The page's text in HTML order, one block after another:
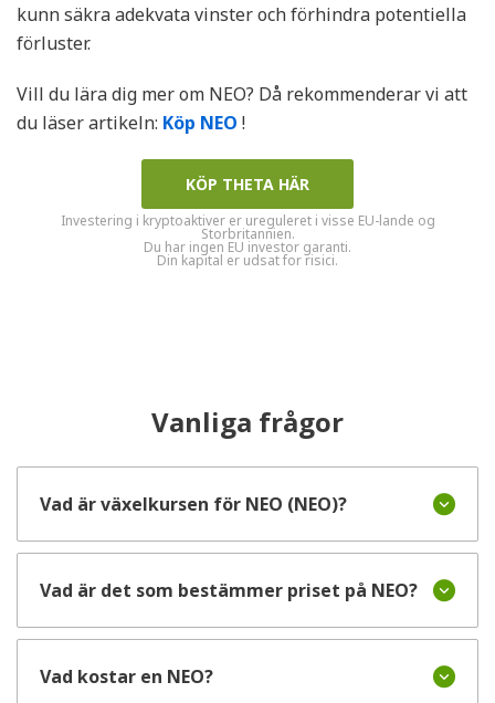
kunn säkra adekvata vinster och förhindra potentiella
förluster.
Vill du lära dig mer om NEO? Då rekommenderar vi att
du läser artikeln: Köp NEO !
KÖP THETA HÄR
Investering i kryptoaktiver er ureguleret i visse EU-lande og
Storbritannien.
Du har ingen EU investor garanti.
Din kapital er udsat for risici.
Vanliga frågor
Vad är växelkursen för NEO (NEO)?
Vad är det som bestämmer priset på NEO?
Vad kostar en NEO?